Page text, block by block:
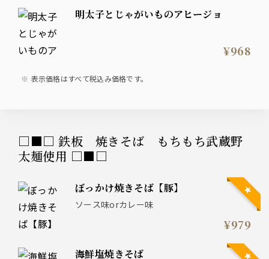
明太子とじゃがいものアヒージョ
¥968
表示価格はすべて税込み価格です。
□■□ 鉄板 焼きそば もちもち武蔵野
太麺使用 □■□
ぼっかけ焼きそば【豚】
ソース味orカレー味
¥979
海鮮塩焼きそば